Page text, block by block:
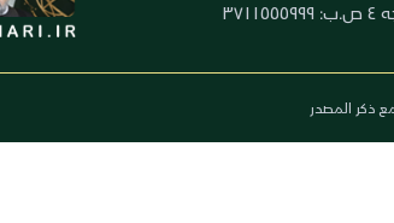
ذكر المصدر